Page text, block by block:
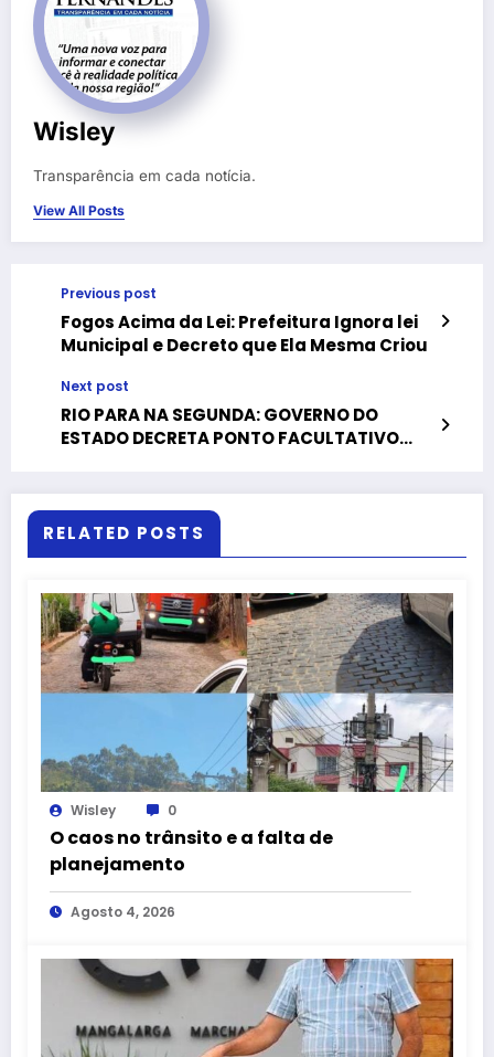
Wisley
Transparência em cada notícia.
View All Posts
Previous post
Fogos Acima da Lei: Prefeitura Ignora lei
Municipal e Decreto que Ela Mesma Criou
Next post
RIO PARA NA SEGUNDA: GOVERNO DO
ESTADO DECRETA PONTO FACULTATIVO
RELATED POSTS
Wisley 0
O caos no trânsito e a falta de
planejamento
Agosto 4, 2026